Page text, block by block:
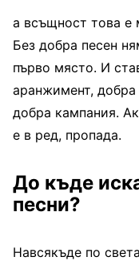
а всъщност това е
Без добра песен
първо място. И
аранжимент,
добра кампания.
е в ред, пропада.
До къде
песни?
Навсякъде по